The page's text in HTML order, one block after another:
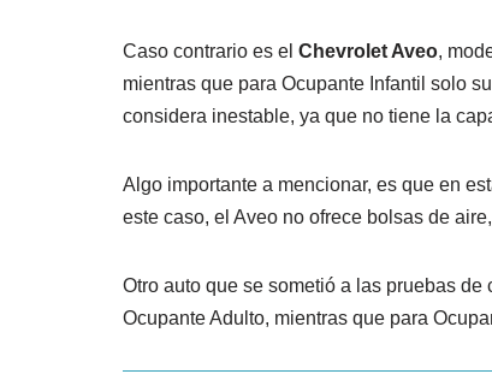
Caso contrario es el Chevrolet Aveo,
mientras que para Ocupante Infantil solo
considera inestable, ya que no tiene la
Algo importante a mencionar, es que en
este caso, el Aveo no ofrece bolsas de
Otro auto que se sometió a las pruebas de
Ocupante Adulto, mientras que para